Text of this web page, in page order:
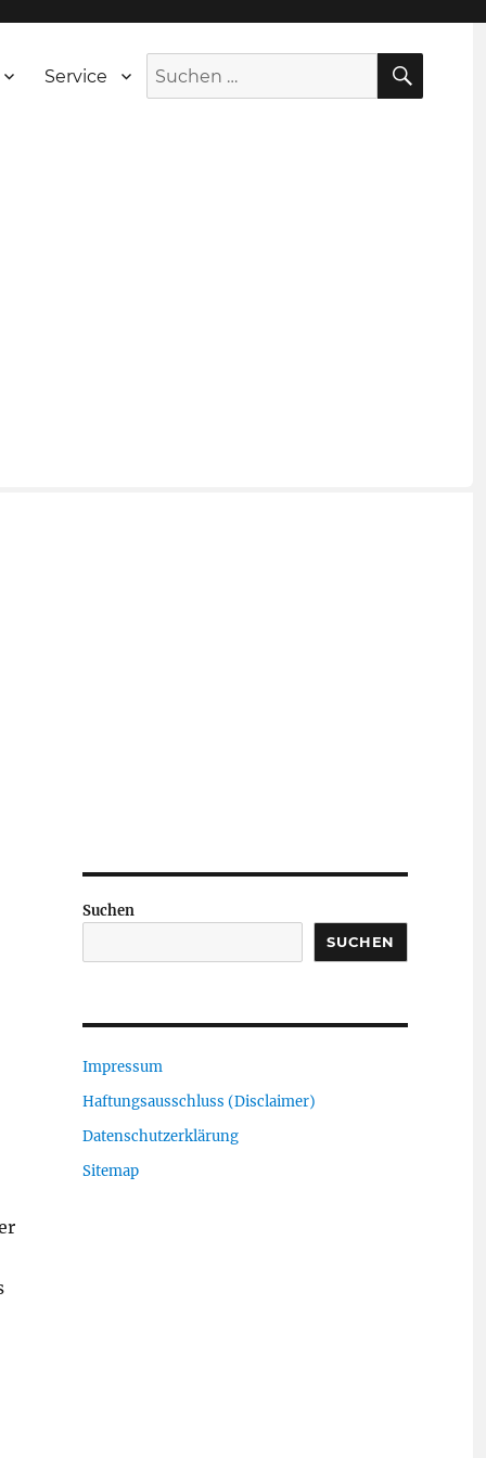
Service
Suche
nach:
Suchen
SUCHEN
Impressum
Haftungsausschluss (Disclaimer)
Datenschutzerklärung
Sitemap